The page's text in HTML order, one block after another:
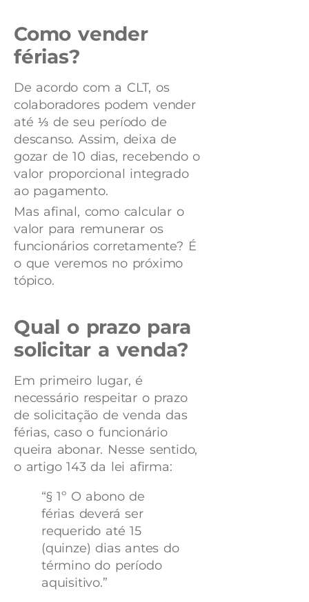
Como vender
férias?
De acordo com a CLT, os
colaboradores podem vender
até ⅓ de seu período de
descanso. Assim, deixa de
gozar de 10 dias, recebendo o
valor proporcional integrado
ao pagamento.
Mas afinal, como calcular o
valor para remunerar os
funcionários corretamente? É
o que veremos no próximo
tópico.
Qual o prazo para
solicitar a venda?
Em primeiro lugar, é
necessário respeitar o prazo
de solicitação de venda das
férias, caso o funcionário
queira abonar. Nesse sentido,
o artigo 143 da lei afirma:
“§ 1º O abono de
férias deverá ser
requerido até 15
(quinze) dias antes do
término do período
aquisitivo.”